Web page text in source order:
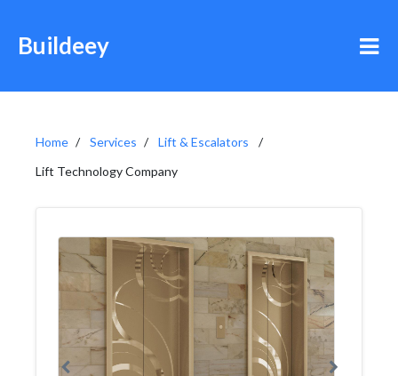
Buildeey
Home Services
Lift & Escalators
Lift Technology Company